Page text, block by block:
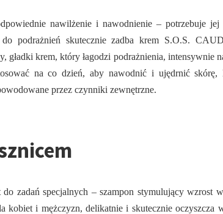
nawilżenie i nawodnienie – potrzebuje jej
podrażnień skutecznie zadba krem S.O.S.
krem, który łagodzi podrażnienia, intensywnie
na co dzień, aby nawodnić i ujędrnić
przez czynniki zewnętrzne.
zadań specjalnych – szampon stymulujący wzrost
kobiet i mężczyzn, delikatnie i skutecznie oczyszcza